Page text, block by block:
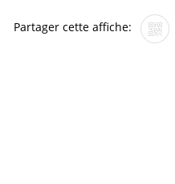
Partager cette affiche: